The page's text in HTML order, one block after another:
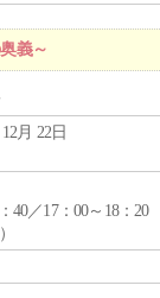
義～
月 22日
40／17：00～18：20